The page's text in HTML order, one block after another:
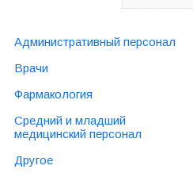
Административный персонал
Врачи
Фармакология
Средний и младший
медицинский персонал
Другое